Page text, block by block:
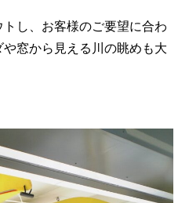
し、お客様のご要望に合わ
窓から見える川の眺めも大